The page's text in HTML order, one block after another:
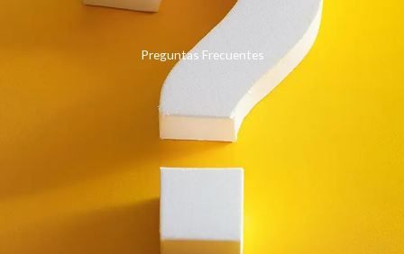
Preguntas Frecuentes